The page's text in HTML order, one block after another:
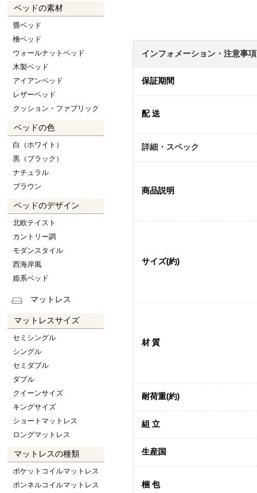
ベッドの素材
畳ベッド
檜ベッド
ウォールナットベッド
木製ベッド
アイアンベッド
レザーベッド
クッション・ファブリック
ベッドの色
白（ホワイト）
黒（ブラック）
ナチュラル
ブラウン
ベッドのデザイン
北欧テイスト
カントリー調
モダンスタイル
西海岸風
姫系ベッド
マットレス
マットレスサイズ
セミシングル
シングル
セミダブル
ダブル
クイーンサイズ
キングサイズ
ショートマットレス
ロングマットレス
マットレスの種類
ポケットコイルマットレス
ボンネルコイルマットレス
インフォメーション・注意事項
保証期間
配 送
詳細・スペック
商品説明
サイズ(約)
材 質
耐荷重(約)
組 立
生産国
梱 包